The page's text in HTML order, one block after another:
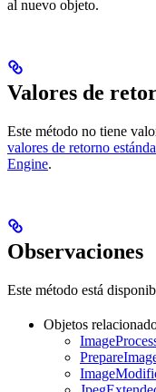
al nuevo objeto.
Valores de
Este método no tiene
valores de retorno
Engine.
Observaciones
Este método está
Objetos